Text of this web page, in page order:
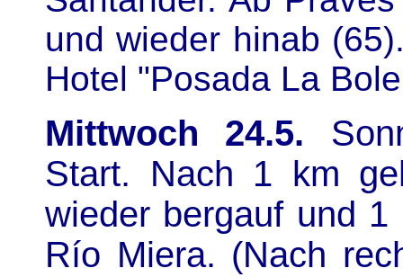
und wieder hinab
Hotel "Posada La
Mittwoch 24.5.
Start. Nach 1 km
wieder bergauf und
Río Miera. (Nach